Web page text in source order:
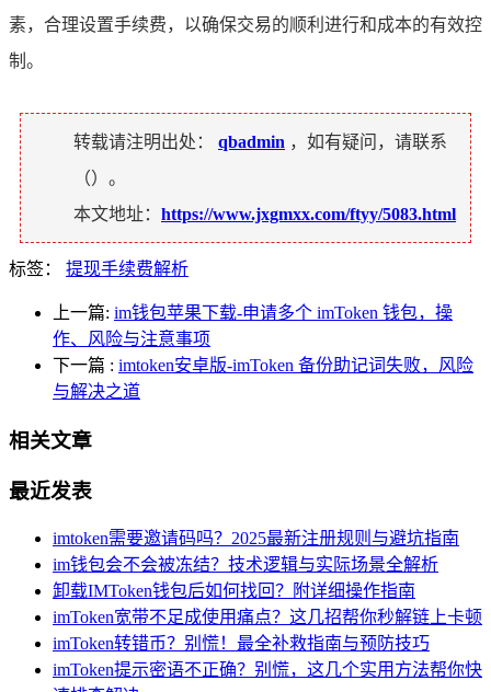
素，合理设置手续费，以确保交易的顺利进行和成本的有效控
制。
转载请注明出处： qbadmin ，如有疑问，请联系
（）。
本文地址： https://www.jxgmxx.com/ftyy/5083.html
标签： 提现手续费解析
上一篇: im钱包苹果下载-申请多个 imToken 钱包，操
作、风险与注意事项
下一篇 : imtoken安卓版-imToken 备份助记词失败，风险
与解决之道
相关文章
最近发表
imtoken需要邀请码吗？2025最新注册规则与避坑指南
im钱包会不会被冻结？技术逻辑与实际场景全解析
卸载IMToken钱包后如何找回？附详细操作指南
imToken宽带不足成使用痛点？这几招帮你秒解链上卡顿
imToken转错币？别慌！最全补救指南与预防技巧
imToken提示密语不正确？别慌，这几个实用方法帮你快